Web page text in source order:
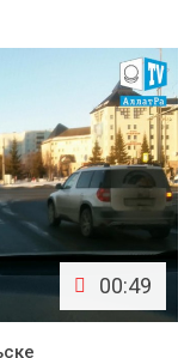
00:49